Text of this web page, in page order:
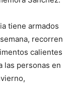
tiene armados
recorren
calientes
las personas en